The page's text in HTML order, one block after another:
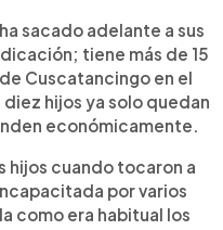
sacado adelante a sus
tiene más de 15
Cuscatancingo en el
hijos ya solo quedan
económicamente.
hijos cuando tocaron a
por varios
como era habitual los